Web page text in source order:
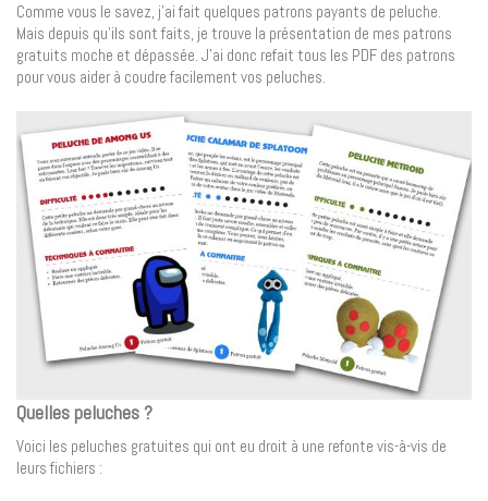
Comme vous le savez, j’ai fait quelques patrons payants de peluche.
Mais depuis qu’ils sont faits, je trouve la présentation de mes patrons
gratuits moche et dépassée. J’ai donc refait tous les PDF des patrons
pour vous aider à coudre facilement vos peluches.
Quelles peluches ?
Voici les peluches gratuites qui ont eu droit à une refonte vis-à-vis de
leurs fichiers :